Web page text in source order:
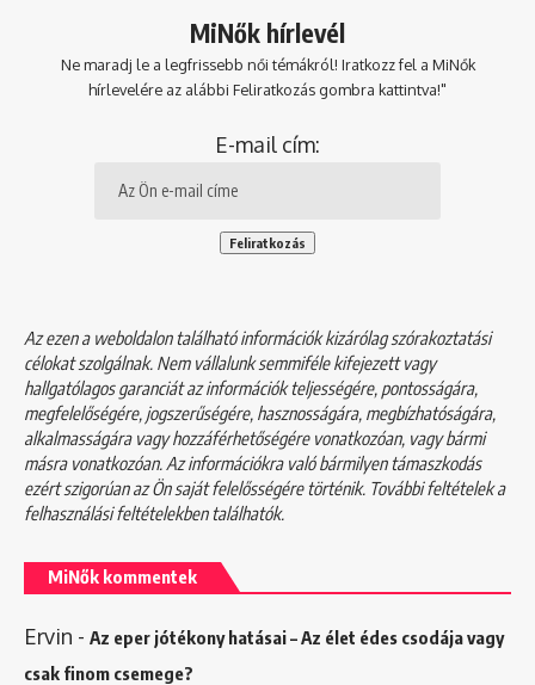
MiNők hírlevél
Ne maradj le a legfrissebb női témákról! Iratkozz fel a MiNők
hírlevelére az alábbi Feliratkozás gombra kattintva!"
E-mail cím:
Az ezen a weboldalon található információk kizárólag szórakoztatási
célokat szolgálnak. Nem vállalunk semmiféle kifejezett vagy
hallgatólagos garanciát az információk teljességére, pontosságára,
megfelelőségére, jogszerűségére, hasznosságára, megbízhatóságára,
alkalmasságára vagy hozzáférhetőségére vonatkozóan, vagy bármi
másra vonatkozóan. Az információkra való bármilyen támaszkodás
ezért szigorúan az Ön saját felelősségére történik. További feltételek a
felhasználási feltételekbentalálhatók.
MiNők kommentek
Ervin - Az eper jótékony hatásai – Az élet édes csodája vagy
csak finom csemege?